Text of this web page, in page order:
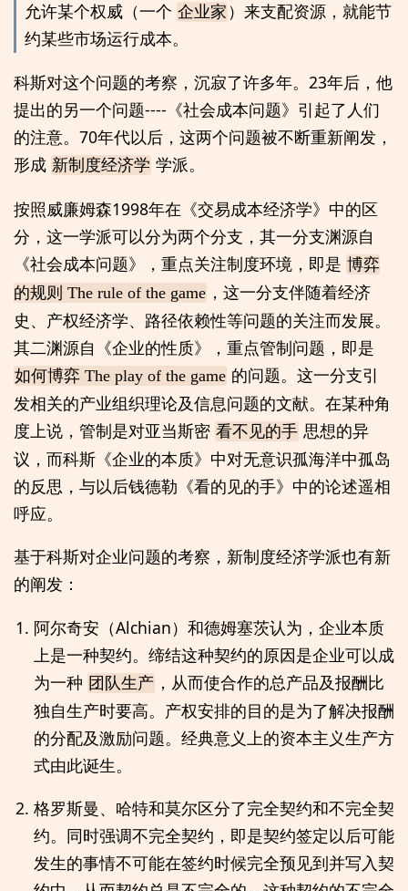
允许某个权威（一个 企业家 ）来支配资源，就能节
约某些市场运行成本。
科斯对这个问题的考察，沉寂了许多年。23年后，他
提出的另一个问题----《社会成本问题》引起了人们
的注意。70年代以后，这两个问题被不断重新阐发，
形成 新制度经济学 学派。
按照威廉姆森1998年在《交易成本经济学》中的区
分，这一学派可以分为两个分支，其一分支渊源自
《社会成本问题》，重点关注制度环境，即是 博弈
的规则 The rule of the game ，这一分支伴随着经济
史、产权经济学、路径依赖性等问题的关注而发展。
其二渊源自《企业的性质》，重点管制问题，即是
如何博弈 The play of the game 的问题。这一分支引
发相关的产业组织理论及信息问题的文献。在某种角
度上说，管制是对亚当斯密 看不见的手 思想的异
议，而科斯《企业的本质》中对无意识孤海洋中孤岛
的反思，与以后钱德勒《看的见的手》中的论述遥相
呼应。
基于科斯对企业问题的考察，新制度经济学派也有新
的阐发：
阿尔奇安（Alchian）和德姆塞茨认为，企业本质
上是一种契约。缔结这种契约的原因是企业可以成
为一种 团队生产 ，从而使合作的总产品及报酬比
独自生产时要高。产权安排的目的是为了解决报酬
的分配及激励问题。经典意义上的资本主义生产方
式由此诞生。
格罗斯曼、哈特和莫尔区分了完全契约和不完全契
约。同时强调不完全契约，即是契约签定以后可能
发生的事情不可能在签约时候完全预见到并写入契